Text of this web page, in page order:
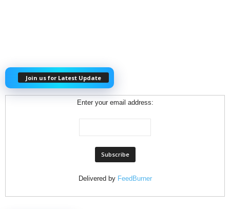
Join us for Latest Update
Enter your email address:
Delivered by FeedBurner